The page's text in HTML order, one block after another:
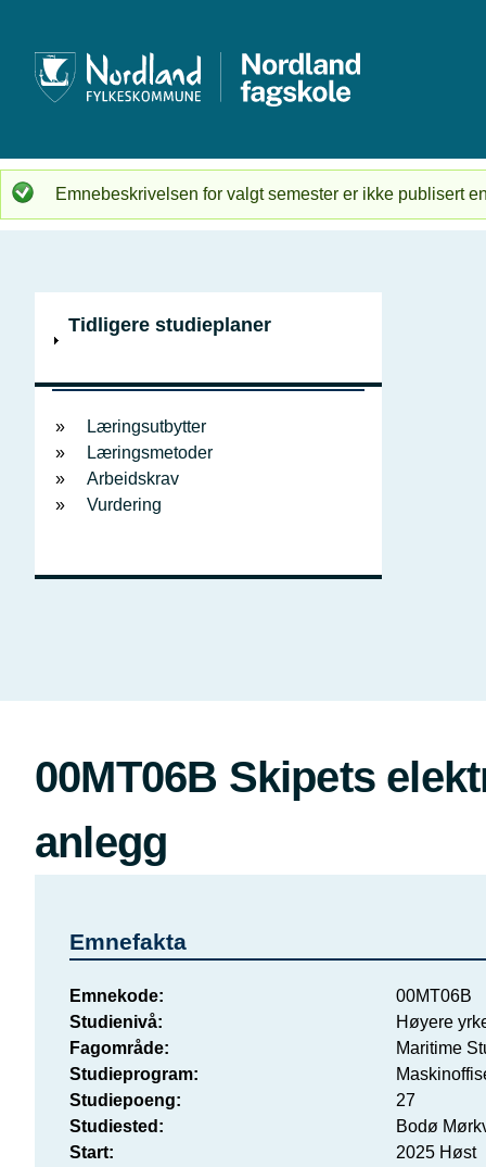
Statusmelding
Emnebeskrivelsen for valgt semester er ikke publisert
V
s
Tidligere studieplaner
Læringsutbytter
Læringsmetoder
Arbeidskrav
Vurdering
00MT06B Skipets
anlegg
Emnefakta
Emnekode
00MT06B
Studienivå
Høyere
Fagområde
Maritime
Studieprogram
Studiepoeng
27
Studiested
Bodø
Start
2025 Høst